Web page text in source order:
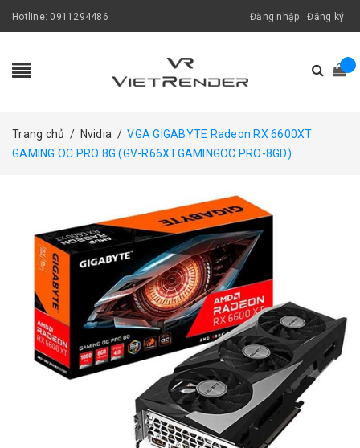
Hotline: 0911294486 Đăng nhập Đăng ký
Trang chủ / Nvidia / VGA GIGABYTE Radeon RX 6600XT
GAMING OC PRO 8G (GV-R66XTGAMINGOC PRO-8GD)